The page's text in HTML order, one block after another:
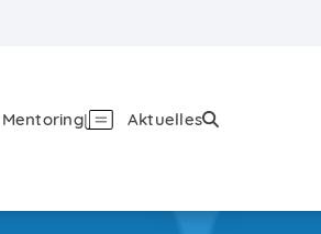
Mentoring Aktuelles